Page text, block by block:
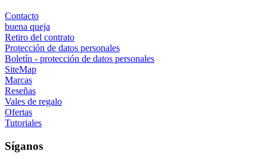
Contacto
buena queja
Retiro del contrato
Protección de datos personales
Boletín - protección de datos personales
SiteMap
Marcas
Reseñas
Vales de regalo
Ofertas
Tutoriales
Síganos